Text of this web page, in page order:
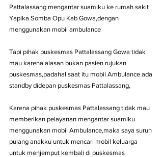
Pattalassang mengantar suamiku ke rumah sakit
Yapika Somba Opu Kab Gowa,dengan
menggunakan mobil ambulance
Tapi pihak puskesmas Pattalassang Gowa tidak
mau karena alasan bukan pasien rujukan
puskesmas,padahal saat itu mobil Ambulance ada
standby didepan puskesmas Pattalassang,
Karena pihak puskesmas Pattalassang tidak mau
memberikan pelayanan mengantar suamiku
menggunakan mobil Ambulance,maka saya suruh
pulang anakku untuk mencari mobil keluarga
untuk menjemput kembali di puskesmas